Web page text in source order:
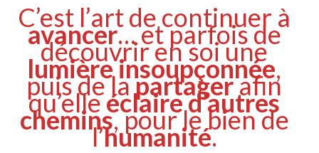
C’est l’art de continuer à
avancer… et parfois de
découvrir en soi une
lumière insoupçonnée,
puis de lapartagerafin
qu’elleéclaire d’autres
chemins, pour le bien de
l’humanité.